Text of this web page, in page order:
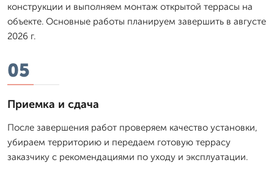
конструкции и выполняем монтаж открытой террасы на
объекте. Основные работы планируем завершить в августе
2026 г.
05
Приемка и сдача
После завершения работ проверяем качество установки,
убираем территорию и передаем готовую террасу
заказчику с рекомендациями по уходу и эксплуатации.